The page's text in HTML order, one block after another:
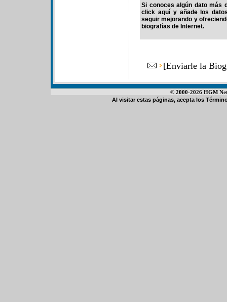
Si conoces algún dato más
click aquí y añade los
seguir mejorando y
biografías de Internet.
[Enviarle la
© 2000-2026 HGM
Al visitar estas páginas, acepta los